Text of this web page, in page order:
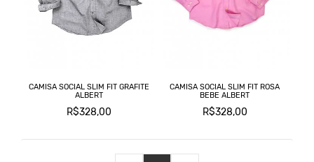
CAMISA SOCIAL SLIM FIT GRAFITE
ALBERT
R$328,00
CAMISA SOCIAL SLIM FIT ROSA
BEBE ALBERT
R$328,00